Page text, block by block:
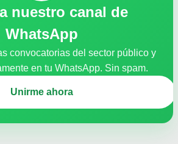
nuestro canal de
WhatsApp
convocatorias del sector público y
en tu WhatsApp. Sin spam.
Unirme ahora